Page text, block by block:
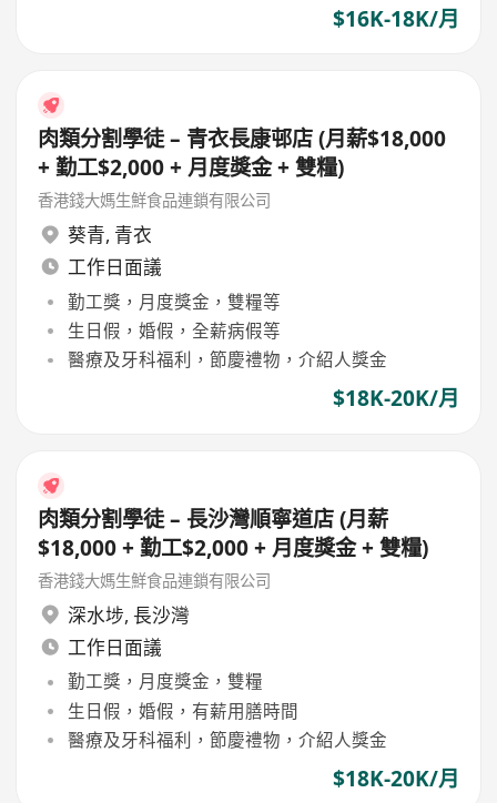
$16K-18K/月
肉類分割學徒 – 青衣長康邨店 (月薪$18,000
+ 勤工$2,000 + 月度獎金 + 雙糧)
香港錢大媽生鮮食品連鎖有限公司
葵青, 青衣
工作日面議
勤工獎，月度獎金，雙糧等
生日假，婚假，全薪病假等
醫療及牙科福利，節慶禮物，介紹人獎金
$18K-20K/月
肉類分割學徒 – 長沙灣順寧道店 (月薪
$18,000 + 勤工$2,000 + 月度獎金 + 雙糧)
香港錢大媽生鮮食品連鎖有限公司
深水埗, 長沙灣
工作日面議
勤工獎，月度獎金，雙糧
生日假，婚假，有薪用膳時間
醫療及牙科福利，節慶禮物，介紹人獎金
$18K-20K/月